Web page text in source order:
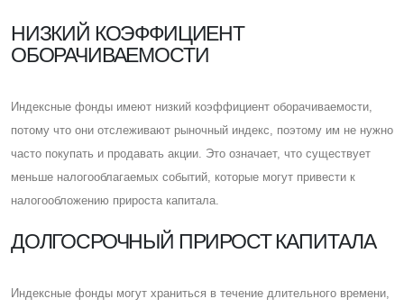
НИЗКИЙ КОЭФФИЦИЕНТ
ОБОРАЧИВАЕМОСТИ
Индексные фонды имеют низкий коэффициент оборачиваемости,
потому что они отслеживают рыночный индекс, поэтому им не нужно
часто покупать и продавать акции. Это означает, что существует
меньше налогооблагаемых событий, которые могут привести к
налогообложению прироста капитала.
ДОЛГОСРОЧНЫЙ ПРИРОСТ КАПИТАЛА
Индексные фонды могут храниться в течение длительного времени,